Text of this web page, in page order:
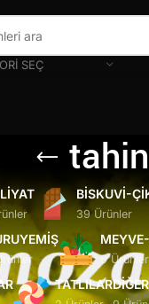
SEÇ
BISKUVI-
39 Ürünler
6 Ürünler
TATLILAR